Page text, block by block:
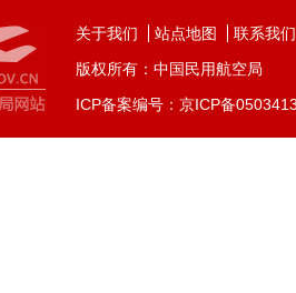
关于我们 站点地图
联系我们
版权所有：中国民用航空局
ICP备案编号：京ICP备